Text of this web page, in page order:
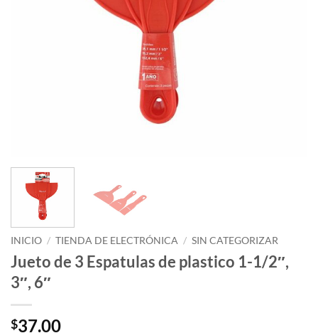
INICIO / TIENDA DE ELECTRÓNICA / SIN CATEGORIZAR
Jueto de 3 Espatulas de plastico 1-1/2″,
3″, 6″
$37.00